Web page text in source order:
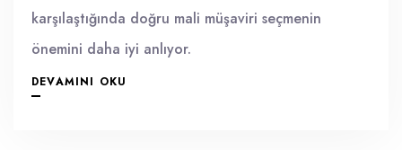
karşılaştığında doğru mali müşaviri seçmenin
önemini daha iyi anlıyor.
DEVAMINI OKU